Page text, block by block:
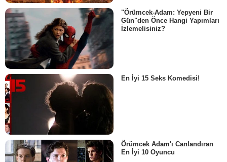
"Örümcek-Adam: Yepyeni Bir
Gün"den Önce Hangi Yapımları
İzlemelisiniz?
En İyi 15 Seks Komedisi!
Örümcek Adam'ı Canlandıran
En İyi 10 Oyuncu